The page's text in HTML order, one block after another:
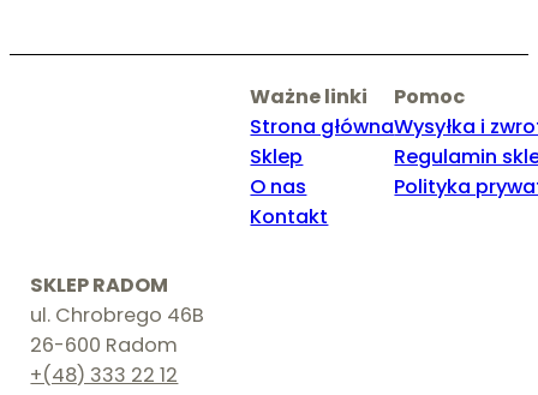
SKLEP RADOM
ul. Chrobrego 46B
26-600 Radom
+(48) 333 22 12
Ważne linki
Strona główna
Sklep
O nas
Kontakt
Pomoc
Wysyłka i
Regulamin
Polityka